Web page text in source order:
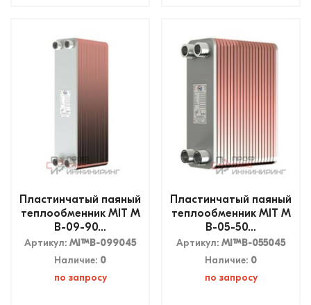
Пластинчатый паяный
теплообменник MIT M
B-09-90...
Артикул: MITMB-099045
Наличие: 0
по запросу
Пластинчатый паяный
теплообменник MIT M
B-05-50...
Артикул: MITMB-055045
Наличие: 0
по запросу